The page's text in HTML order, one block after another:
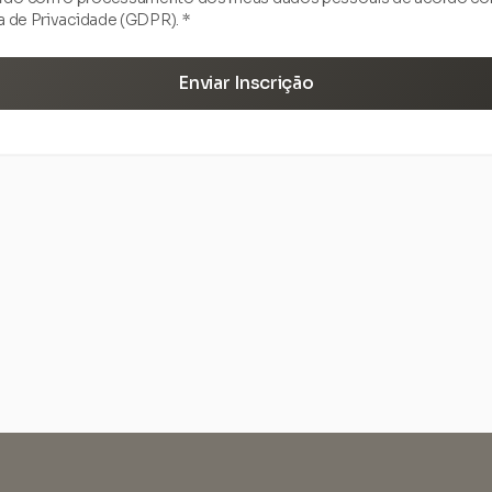
de Privacidade (GDPR). *
Enviar Inscrição